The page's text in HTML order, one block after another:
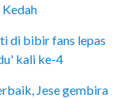
di bibir fans lepas
kali ke-4
Jese gembira